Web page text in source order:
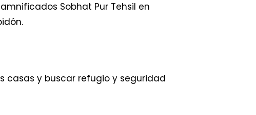
Sobhat Pur Tehsil en
casas y buscar refugio y seguridad